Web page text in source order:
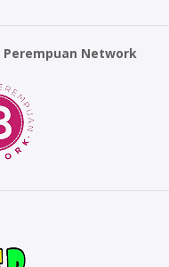
Perempuan Network